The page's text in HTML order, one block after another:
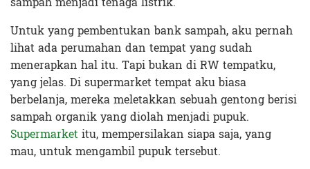
Untuk yang pembentukan bank sampah, aku pernah
lihat ada perumahan dan tempat yang sudah
menerapkan hal itu. Tapi bukan di RW tempatku,
yang jelas. Di supermarket tempat aku biasa
berbelanja, mereka meletakkan sebuah gentong berisi
sampah organik yang diolah menjadi pupuk.
Supermarketitu, mempersilakan siapa saja, yang
mau, untuk mengambil pupuk tersebut.